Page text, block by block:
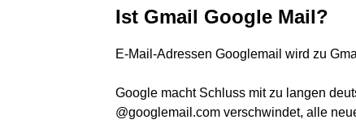
Ist Gmail Google Mail?
E-Mail-Adressen Googlemail wird zu
Google macht Schluss mit zu langen
@googlemail.com verschwindet, alle